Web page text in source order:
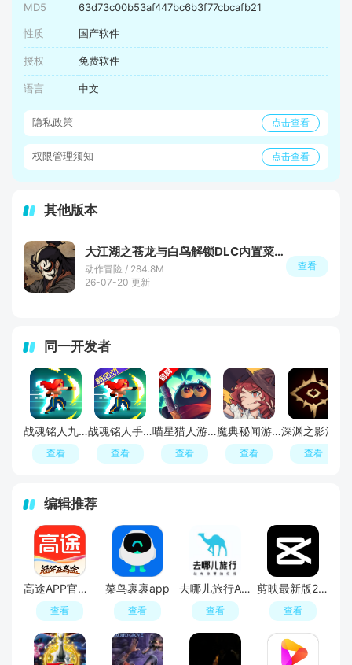
MD5 63d73c00b53af447bc6b3f77cbcafb21
性质 国产软件
授权 免费软件
语言 中文
隐私政策 点击查看
权限管理须知 点击查看
其他版本
大江湖之苍龙与白鸟解锁DLC内置菜单版
动作冒险 / 284.8M
26-07-20 更新
查看
同一开发者
战魂铭人九游渠道版本uc服
查看
战魂铭人手游
查看
喵星猎人游戏官方正版免费版
查看
魔典秘闻游戏手机版
查看 查看
编辑推荐
高途APP官方正版
查看
菜鸟裹裹app
查看
去哪儿旅行APP官方免费版
查看
剪映最新版2026手机版
查看